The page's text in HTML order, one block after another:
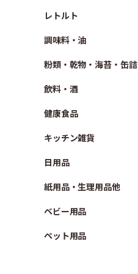
レトルト
調味料・油
粉類・乾物・海苔・缶詰
飲料・酒
健康食品
キッチン雑貨
日用品
紙用品・生理用品他
ベビー用品
ペット用品